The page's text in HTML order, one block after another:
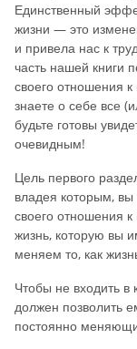
Единственный
жизни — это
и привела нас к
часть нашей книги
своего отношения
знаете о себе все
будьте готовы
очевидным!
Цель первого
владея которым, вы
своего отношения
жизнь, которую вы
меняем то, как
Чтобы не входить
должен позволить
постоянно